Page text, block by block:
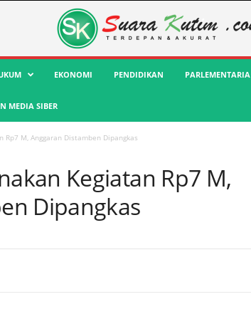
EKONOMI PENDIDIKAN PARLEMENTARIA
MEDIA SIBER
Rp7 M, Anggaran Distamben Dipangkas
Kegiatan Rp7 M,
Dipangkas